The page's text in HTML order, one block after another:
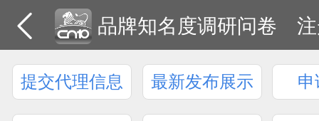
品牌知名度调研问卷
提交代理信息 最新发布展示 申